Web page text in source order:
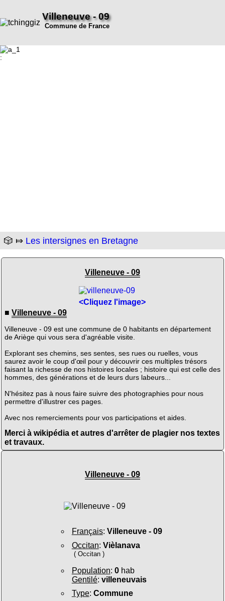
Villeneuve - 09
Commune de France
:
🎲 ⤇ Les intersignes en Bretagne
Villeneuve - 09
<Cliquez l'image>
■ Villeneuve - 09
Villeneuve - 09 est une commune de 0 habitants en département
de Ariège qui vous sera d'agréable visite.
Explorant ses chemins, ses sentes, ses rues ou ruelles, vous
saurez avoir le coup d'œil pour y découvrir ces multiples trésors
faisant la richesse de nos histoires locales ; histoire qui est celle des
hommes, des générations et de leurs durs labeurs...
N'hésitez pas à nous faire suivre des photographies pour nous
permettre d'illustrer ces pages.
Avec nos remerciements pour vos participations et aides.
Merci à wikipédia et autres d'arrêter de plagier nos textes
et travaux.
Villeneuve - 09
Français: Villeneuve - 09
Occitan: Vièlanava
( Occitan )
Population: 0hab
Gentilé: villeneuvais
Type: Commune